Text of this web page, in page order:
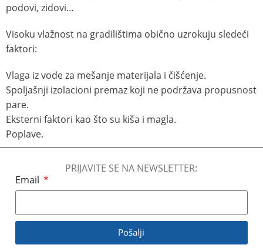
podovi, zidovi…
Visoku vlažnost na gradilištima obično uzrokuju sledeći
faktori:
Vlaga iz vode za mešanje materijala i čišćenje.
Spoljašnji izolacioni premaz koji ne podržava propusnost
pare.
Eksterni faktori kao što su kiša i magla.
Poplave.
PRIJAVITE SE NA NEWSLETTER:
Email
Pošalji